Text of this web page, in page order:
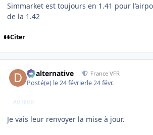
Simmarket est toujours en 1.41 pour
de la 1.42
Citer
dbalternative France VFR
Posté(e) le 24 févrierle 24 févr.
AUTEUR
Je vais leur renvoyer la mise à jour.